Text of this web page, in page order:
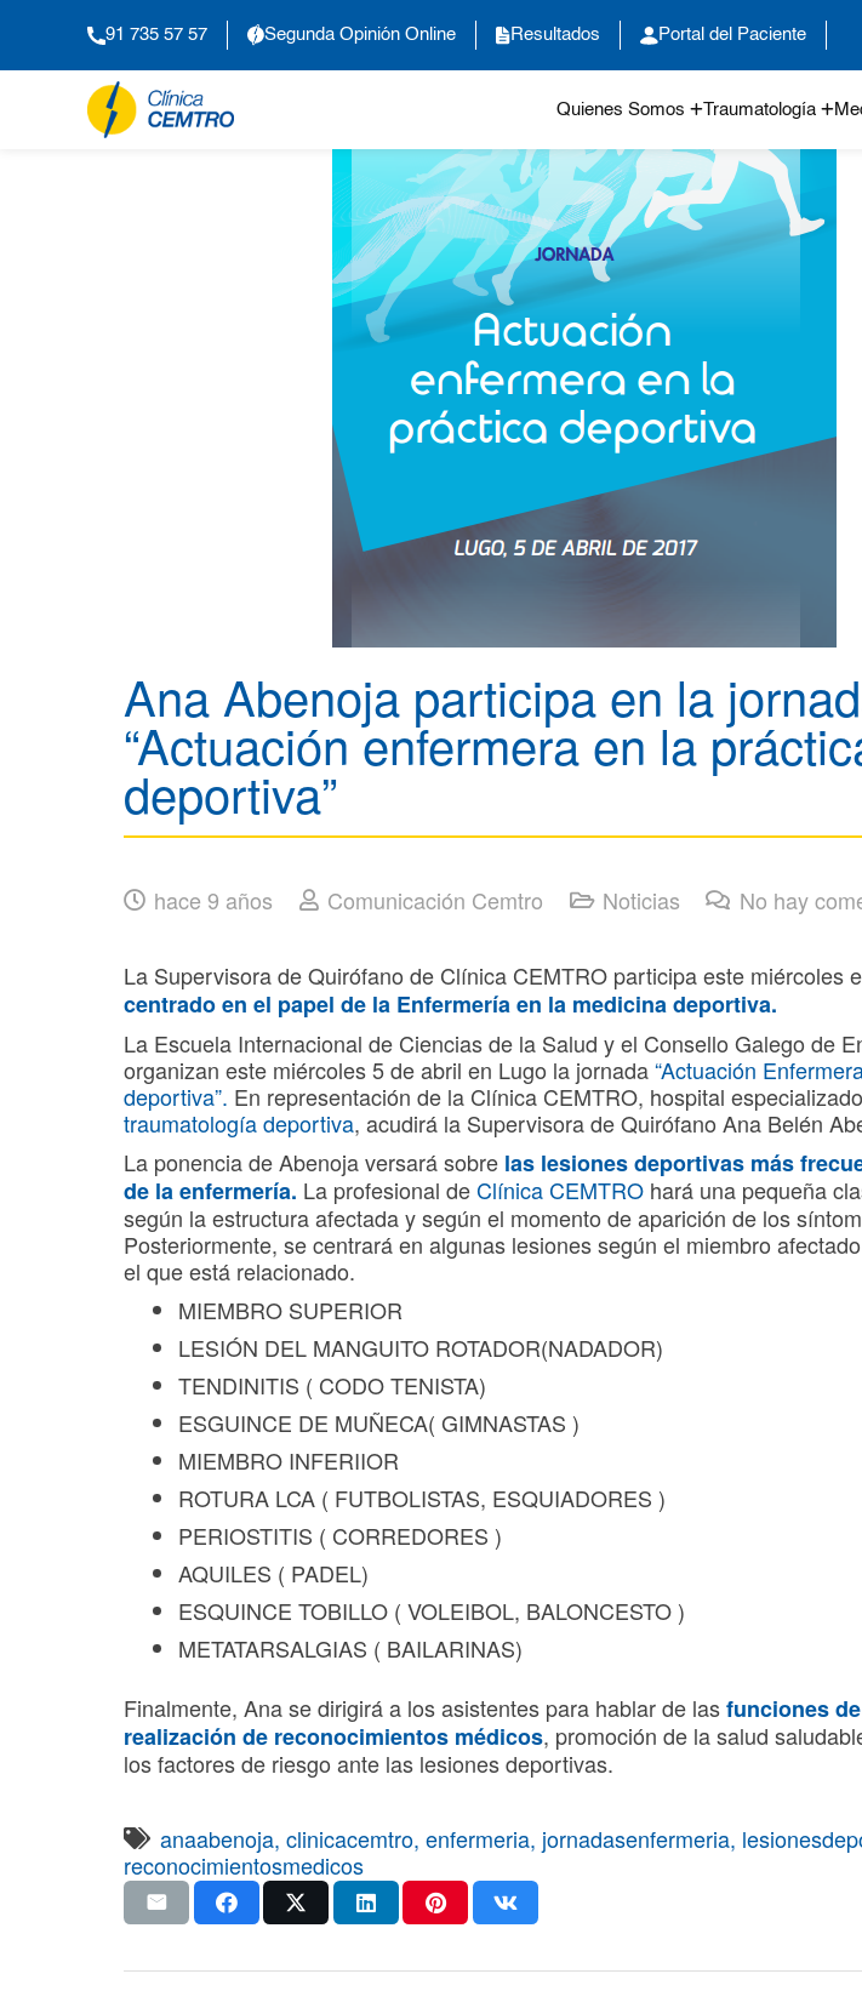
91 735 57 57 Segunda Opinión Online Resultados Portal del Paciente
Quienes Somos Traumatología
Ana Abenoja participa en la
“Actuación enfermera en la
deportiva”
hace 9 años Comunicación Cemtro Noticias No hay
La Supervisora de Quirófano de Clínica CEMTRO participa este miércoles
centrado en el papel de la Enfermería en la medicina deportiva.
La Escuela Internacional de Ciencias de la Salud y el Consello Galego de
organizan este miércoles 5 de abril en Lugo la jornada“Actuación
deportiva”. En representación de la Clínica CEMTRO, hospital
traumatología deportiva, acudirá la Supervisora de Quirófano Ana Belén
La ponencia de Abenoja versará sobre las lesiones deportivas más
de la enfermería. La profesional deClínica CEMTRO hará una pequeña
según la estructura afectada y según el momento de aparición de los
Posteriormente, se centrará en algunas lesiones según el miembro
el que está relacionado.
MIEMBRO SUPERIOR
LESIÓN DEL MANGUITO ROTADOR(NADADOR)
TENDINITIS ( CODO TENISTA)
ESGUINCE DE MUÑECA( GIMNASTAS )
MIEMBRO INFERIIOR
ROTURA LCA ( FUTBOLISTAS, ESQUIADORES )
PERIOSTITIS ( CORREDORES )
AQUILES ( PADEL)
ESQUINCE TOBILLO ( VOLEIBOL, BALONCESTO )
METATARSALGIAS ( BAILARINAS)
Finalmente, Ana se dirigirá a los asistentes para hablar de lasfunciones
realización de reconocimientos médicos, promoción de la salud
los factores de riesgo ante las lesiones deportivas.
anaabenoja,clinicacemtro,enfermeria, jornadasenfermeria,
reconocimientosmedicos